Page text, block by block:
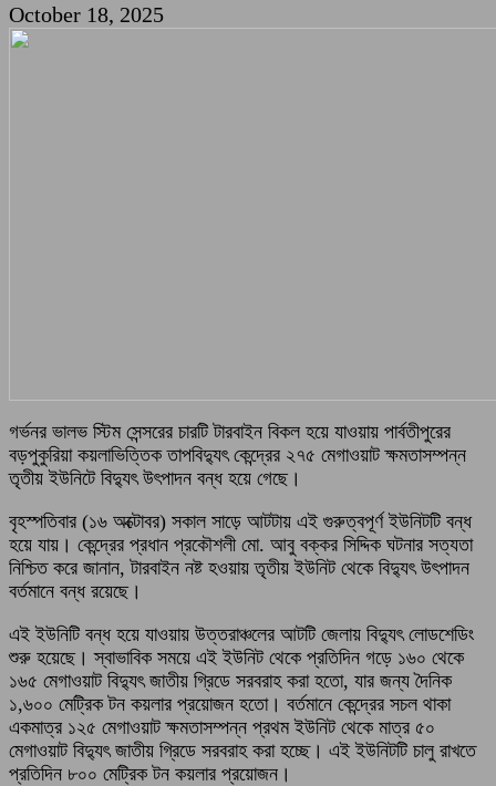
October 18, 2025
গর্ভনর ভালভ স্টিম সেন্সরের চারটি টারবাইন বিকল হয়ে যাওয়ায় পার্বতীপুরের
বড়পুকুরিয়া কয়লাভিত্তিক তাপবিদ্যুৎ কেন্দ্রের ২৭৫ মেগাওয়াট ক্ষমতাসম্পন্ন
তৃতীয় ইউনিটে বিদ্যুৎ উৎপাদন বন্ধ হয়ে গেছে।
বৃহস্পতিবার (১৬ অক্টোবর) সকাল সাড়ে আটটায় এই গুরুত্বপূর্ণ ইউনিটটি বন্ধ
হয়ে যায়। কেন্দ্রের প্রধান প্রকৌশলী মো. আবু বক্কর সিদ্দিক ঘটনার সত্যতা
নিশ্চিত করে জানান, টারবাইন নষ্ট হওয়ায় তৃতীয় ইউনিট থেকে বিদ্যুৎ উৎপাদন
বর্তমানে বন্ধ রয়েছে।
এই ইউনিটি বন্ধ হয়ে যাওয়ায় উত্তরাঞ্চলের আটটি জেলায় বিদ্যুৎ লোডশেডিং
শুরু হয়েছে। স্বাভাবিক সময়ে এই ইউনিট থেকে প্রতিদিন গড়ে ১৬০ থেকে
১৬৫ মেগাওয়াট বিদ্যুৎ জাতীয় গ্রিডে সরবরাহ করা হতো, যার জন্য দৈনিক
১,৬০০ মেট্রিক টন কয়লার প্রয়োজন হতো। বর্তমানে কেন্দ্রের সচল থাকা
একমাত্র ১২৫ মেগাওয়াট ক্ষমতাসম্পন্ন প্রথম ইউনিট থেকে মাত্র ৫০
মেগাওয়াট বিদ্যুৎ জাতীয় গ্রিডে সরবরাহ করা হচ্ছে। এই ইউনিটটি চালু রাখতে
প্রতিদিন ৮০০ মেট্রিক টন কয়লার প্রয়োজন।